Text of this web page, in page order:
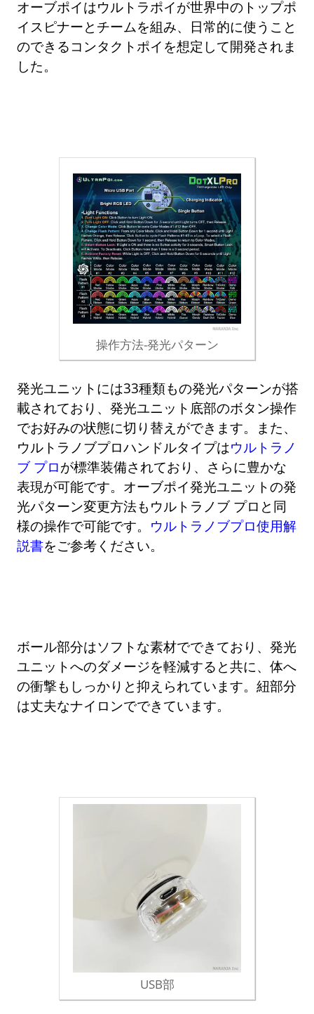
オーブポイはウルトラポイが世界中のトップポ
イスピナーとチームを組み、日常的に使うこと
のできるコンタクトポイを想定して開発されま
した。
操作方法-発光パターン
発光ユニットには33種類もの発光パターンが搭
載されており、発光ユニット底部のボタン操作
でお好みの状態に切り替えができます。また、
ウルトラノブプロハンドルタイプはウルトラノ
ブ プロが標準装備されており、さらに豊かな
表現が可能です。オーブポイ発光ユニットの発
光パターン変更方法もウルトラノブ プロと同
様の操作で可能です。 ウルトラノブプロ使用解
説書をご参考ください。
ボール部分はソフトな素材でできており、発光
ユニットへのダメージを軽減すると共に、体へ
の衝撃もしっかりと抑えられています。紐部分
は丈夫なナイロンでできています。
USB部